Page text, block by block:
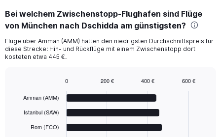
Bei welchem Zwischenstopp-Flughafen sind Flüge
von München nach Dschidda am günstigsten?
Flüge über Amman (AMM) hatten den niedrigsten Durchschnittspreis für
diese Strecke: Hin- und Rückflüge mit einem Zwischenstopp dort
kosteten etwa 445 €.
chart
graphic.Amman (AMM)
Istanbul (SAW)
Rom (FCO)
0 200 € 400 € 600 €